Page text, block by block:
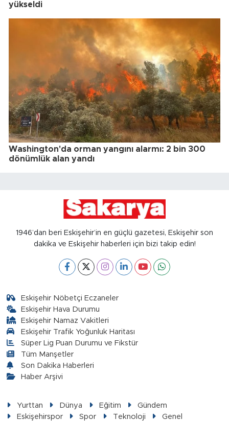
yükseldi
Washington'da orman yangını alarmı: 2 bin 300
dönümlük alan yandı
1946’dan beri Eskişehir’in en güçlü gazetesi, Eskişehir son
dakika ve Eskişehir haberleri için bizi takip edin!
Eskişehir Nöbetçi Eczaneler
Eskişehir Hava Durumu
Eskişehir Namaz Vakitleri
Eskişehir Trafik Yoğunluk Haritası
Süper Lig Puan Durumu ve Fikstür
Tüm Manşetler
Son Dakika Haberleri
Haber Arşivi
Yurttan Dünya Eğitim
Gündem
Eskişehirspor
Spor Teknoloji Genel